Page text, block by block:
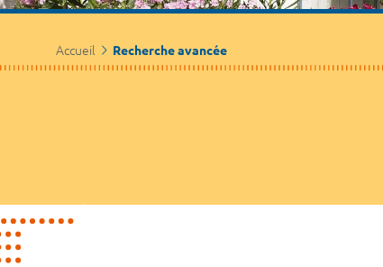
Accueil Recherche avancée